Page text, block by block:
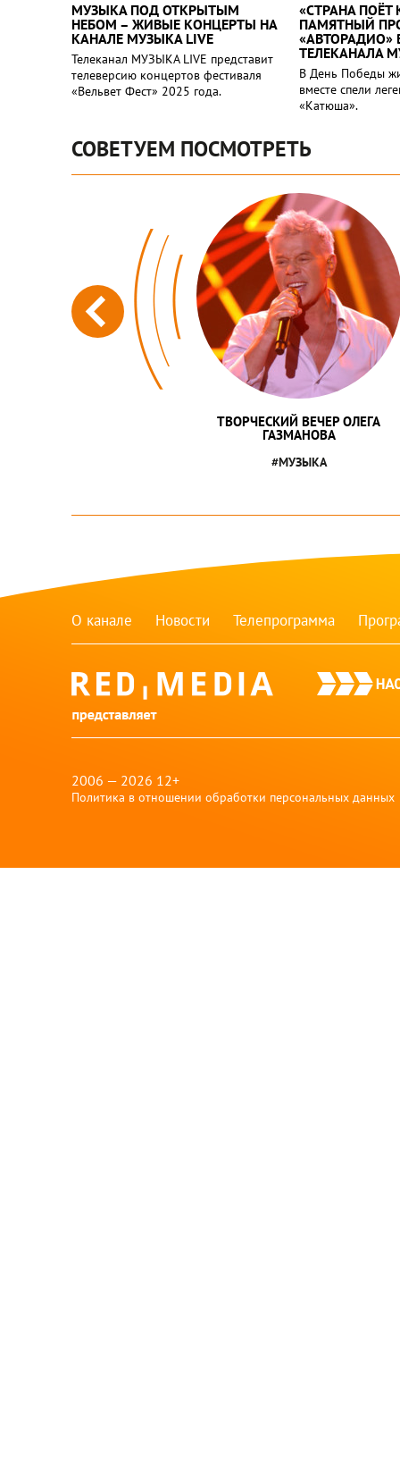
МУЗЫКА ПОД ОТКРЫТЫМ
НЕБОМ – ЖИВЫЕ КОНЦЕРТЫ НА
КАНАЛЕ МУЗЫКА LIVE
Телеканал МУЗЫКА LIVE представит
телеверсию концертов фестиваля
«Вельвет Фест» 2025 года.
«СТРАНА
ПАМЯТНЫЙ
«АВТОРАДИО»
ТЕЛЕКАНАЛА
В День Победы
вместе спели
«Катюша».
СОВЕТУЕМ ПОСМОТРЕТЬ
ТВОРЧЕСКИЙ ВЕЧЕР ОЛЕГА
ГАЗМАНОВА
#МУЗЫКА
О канале Новости Телепрограмма
2006 — 2026 12+
Политика в отношении обработки персональных данных